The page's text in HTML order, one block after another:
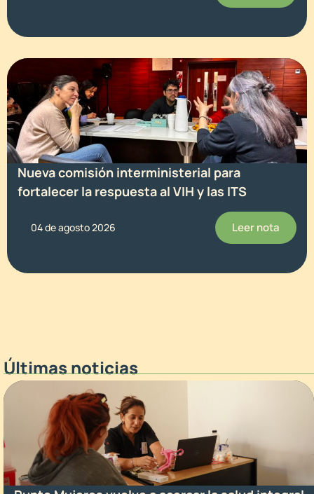
Nueva comisión interministerial para
fortalecer la respuesta al VIH y las ITS
04 de agosto 2026 Leer nota
Últimas noticias